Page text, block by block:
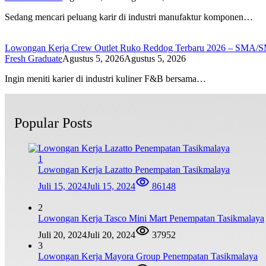
Sedang mencari peluang karir di industri manufaktur komponen…
Lowongan Kerja Crew Outlet Ruko Reddog Terbaru 2026 – SMA/
Fresh GraduateAgustus 5, 2026Agustus 5, 2026
Ingin meniti karier di industri kuliner F&B bersama…
Popular Posts
1
Lowongan Kerja Lazatto Penempatan Tasikmalaya
Juli 15, 2024Juli 15, 2024 86148
2
Lowongan Kerja Tasco Mini Mart Penempatan Tasikmalaya
Juli 20, 2024Juli 20, 2024
37952
3
Lowongan Kerja Mayora Group Penempatan Tasikmalaya